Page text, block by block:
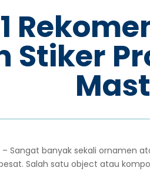
Stiker
– Sangat banyak sekali ornamen
Salah satu object atau